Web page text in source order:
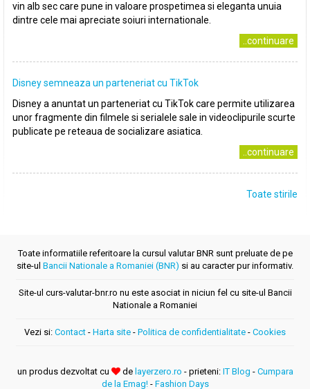
vin alb sec care pune in valoare prospetimea si eleganta unuia
dintre cele mai apreciate soiuri internationale.
..continuare
Disney semneaza un parteneriat cu TikTok
Disney a anuntat un parteneriat cu TikTok care permite utilizarea
unor fragmente din filmele si serialele sale in videoclipurile scurte
publicate pe reteaua de socializare asiatica.
..continuare
Toate stirile
Toate informatiile referitoare la cursul valutar BNR sunt preluate de pe
site-ul Bancii Nationale a Romaniei (BNR) si au caracter pur informativ.
Site-ul curs-valutar-bnr.ro nu este asociat in niciun fel cu site-ul Bancii
Nationale a Romaniei
Vezi si: Contact - Harta site - Politica de confidentialitate - Cookies
un produs dezvoltat cu de layerzero.ro - prieteni: IT Blog - Cumpara
de la Emag!- Fashion Days